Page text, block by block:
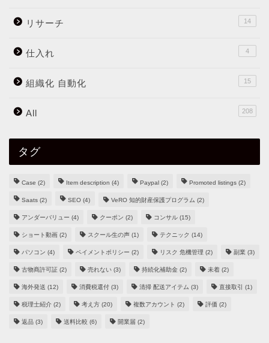
リサーチ 14
仕入れ 4
組織化 自動化 15
All 208
タグ
Case (2) Item description (4) Paypal (2) Promoted listings (2)
Saats (2) SEO (4) VeRO 知的財産保護プログラム (2)
アンダーバリュー (4) クーポン (2) コンサル (15)
ショート動画 (2) スクール生の声 (1) テクニック (14)
パソコン (4) ペイメントポリシー (2) リスク 危機管理 (2) 副業 (3)
古物商許可証 (2) 売れない (3) 持続化補助金 (2) 未着 (2)
海外発送 (12) 消費税還付 (3) 清掃 配送アイテム (3) 直接取引 (1)
税理士紹介 (2) 考え方 (20) 複数アカウント (2) 評価 (2)
返品 (3) 送料比較 (6) 開業届 (2)